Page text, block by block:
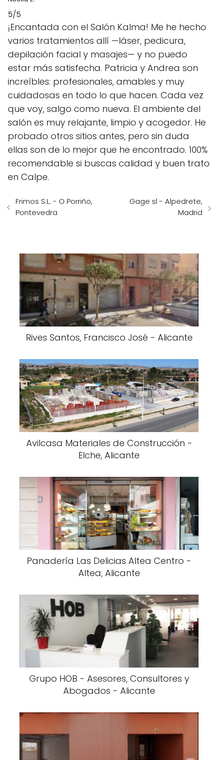
5/5
¡Encantada con el Salón Kalma! Me he hecho
varios tratamientos allí —láser, pedicura,
depilación facial y masajes— y no puedo
estar más satisfecha. Patricia y Andrea son
increíbles: profesionales, amables y muy
cuidadosas en todo lo que hacen. Cada vez
que voy, salgo como nueva. El ambiente del
salón es muy relajante, limpio y acogedor. He
probado otros sitios antes, pero sin duda
ellas son de lo mejor que he encontrado. 100%
recomendable si buscas calidad y buen trato
en Calpe.
Frimos S.L. - O Porriño,
Pontevedra
Gage sl - Alpedrete,
Madrid
Rives Santos, Francisco José - Alicante
Avilcasa Materiales de Construcción -
Elche, Alicante
Panadería Las Delicias Altea Centro -
Altea, Alicante
Grupo HOB - Asesores, Consultores y
Abogados - Alicante